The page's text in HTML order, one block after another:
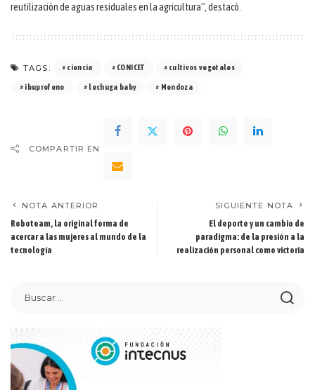
reutilización de aguas residuales en la agricultura”, destacó.
TAGS: ciencia CONICET cultivos vegetales
ibuprofeno lechuga baby Mendoza
COMPARTIR EN
NOTA ANTERIOR
Roboteam, la original forma de
acercar a las mujeres al mundo de la
tecnología
SIGUIENTE NOTA
El deporte y un cambio de
paradigma: de la presión a la
realización personal como victoria